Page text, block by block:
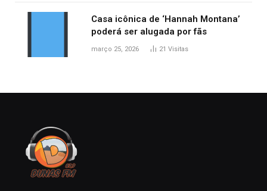
Casa icônica de ‘Hannah Montana’
poderá ser alugada por fãs
março 25, 2026 21 Visitas